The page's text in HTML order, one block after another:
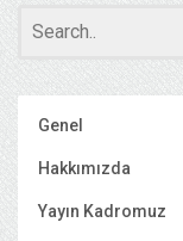
Genel
Hakkımızda
Yayın Kadromuz